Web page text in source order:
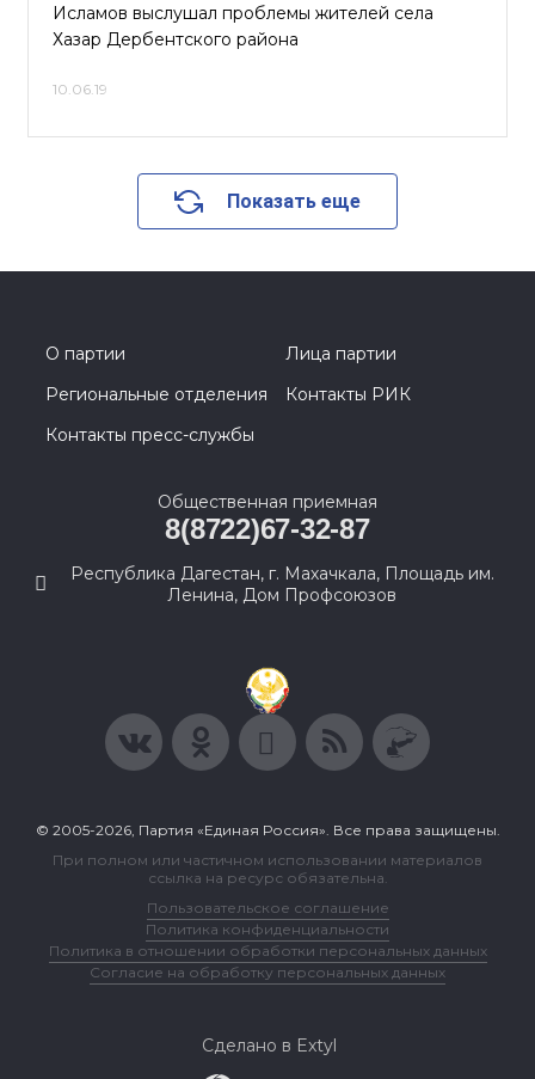
Исламов выслушал проблемы жителей села
Хазар Дербентского района
10.06.19
Показать еще
О партии
Лица партии
Региональные отделения
Контакты РИК
Контакты пресс-службы
Общественная приемная
8(8722)67-32-87
Республика Дагестан, г. Махачкала, Площадь им.
Ленина, Дом Профсоюзов
© 2005-2026, Партия «Единая Россия». Все права защищены.
При полном или частичном использовании материалов
ссылка на ресурс обязательна.
Пользовательское соглашение
Политика конфиденциальности
Политика в отношении обработки персональных данных
Согласие на обработку персональных данных
Сделано в Extyl